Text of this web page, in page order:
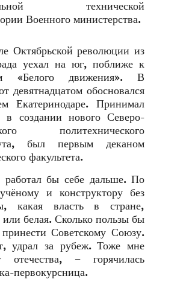
технической
Военного министерства.
Октябрьской революции из
уехал на юг, поближе к
«Белого движения». В
девятнадцатом обосновался
Екатеринодаре. Принимал
в создании нового Северо-
политехнического
был первым деканом
факультета.
бы себе дальше. По
и конструктору без
какая власть в стране,
или белая. Сколько пользы бы
Советскому Союзу.
удрал за рубеж. Тоже мне
отечества, − горячилась
первокурсница.